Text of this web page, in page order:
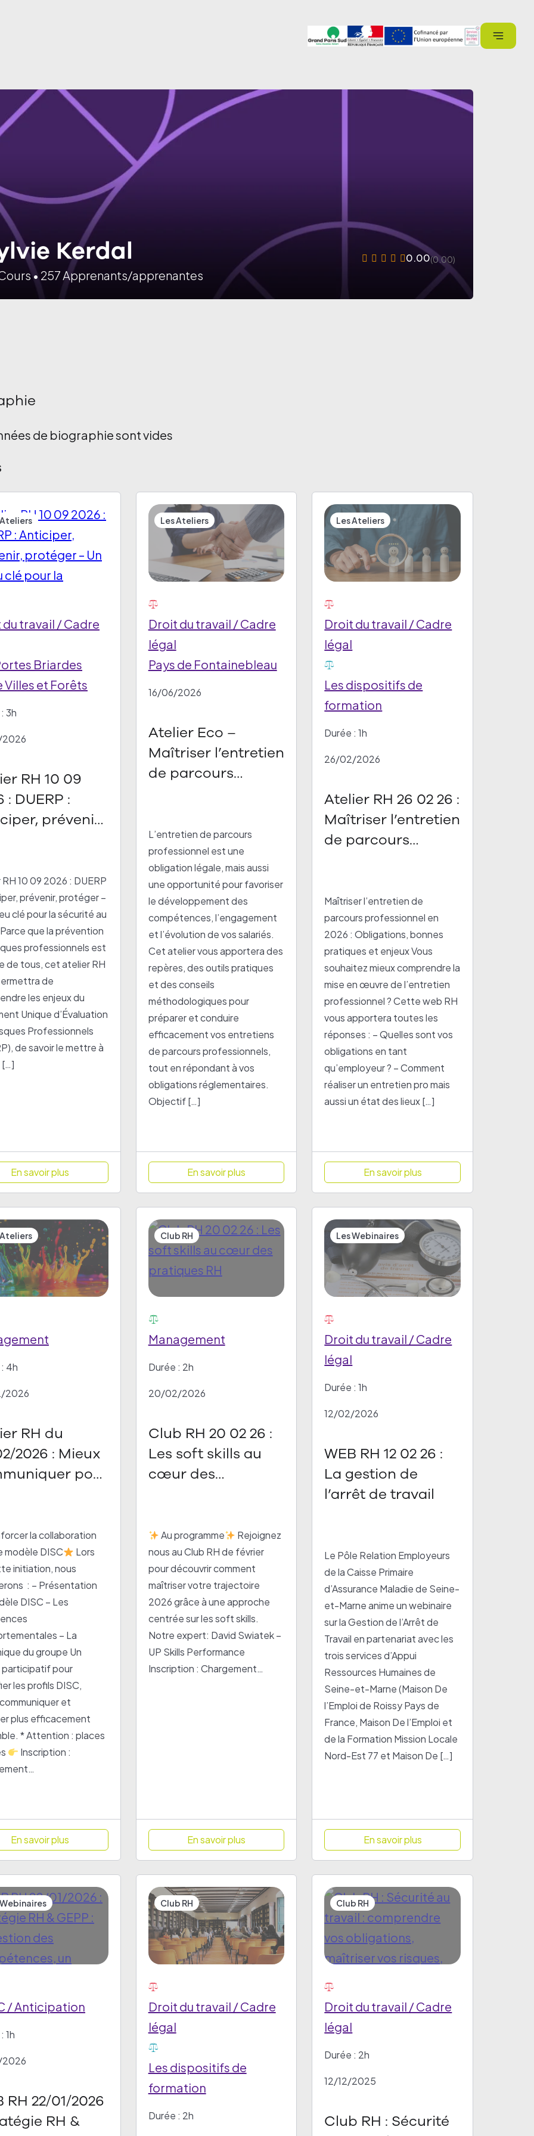
Kerdal
•257Apprenants/apprenantes
0.00(0.00)
de biographie sont vides
travail / Cadre
Briardes
Villes et Forêts
3h
RH 10 09
:
prévenir,
au travail
10 09 2026 : DUERP
prévenir, protéger –
clé pour la sécurité au
que la prévention
professionnels est
de tous, cet atelier RH
de
les enjeux du
Unique d’Évaluation
Professionnels
de savoir le mettre à
[…]
En savoir plus
Les Ateliers
Droit du travail / Cadre
légal
Pays de Fontainebleau
16/06/2026
Atelier Eco –
Maîtriser l’entretien
de parcours
L’entretien de parcours
professionnel est une
obligation légale, mais aussi
une opportunité pour favoriser
le développement des
compétences, l’engagement
et l’évolution de vos salariés.
Cet atelier vous apportera des
repères, des outils pratiques
et des conseils
méthodologiques pour
préparer et conduire
efficacement vos entretiens
de parcours professionnels,
tout en répondant à vos
obligations réglementaires.
Objectif […]
En savoir plus
Les Ateliers
Droit du travail / Cadre
légal
Les dispositifs de
formation
Durée : 1h
26/02/2026
Atelier RH 26 02 26 :
Maîtriser l’entretien
de parcours
Maîtriser l’entretien de
parcours professionnel en
2026 : Obligations, bonnes
pratiques et enjeux Vous
souhaitez mieux comprendre la
mise en œuvre de l’entretien
professionnel ? Cette web RH
vous apportera toutes les
réponses : – Quelles sont vos
obligations en tant
qu’employeur ? – Comment
réaliser un entretien pro mais
aussi un état des lieux […]
En savoir plus
4h
2026
RH du
2026 : Mieux
pour
la collaboration
modèle DISC
Lors
initiation, nous
: – Présentation
DISC – Les
– La
du groupe Un
participatif pour
les profils DISC,
et
plus efficacement
* Attention : places
Inscription :
En savoir plus
Club RH
Management
Durée : 2h
20/02/2026
Club RH 20 02 26 :
Les soft skills au
cœur des
Au programme
Rejoignez
nous au Club RH de février
pour découvrir comment
maîtriser votre trajectoire
2026 grâce à une approche
centrée sur les soft skills.
Notre expert: David Swiatek –
UP Skills Performance
Inscription : Chargement…
En savoir plus
Les Webinaires
Droit du travail / Cadre
légal
Durée : 1h
12/02/2026
WEB RH 12 02 26 :
La gestion de
l’arrêt de travail
Le Pôle Relation Employeurs
de la Caisse Primaire
d’Assurance Maladie de Seine-
et-Marne anime un webinaire
sur la Gestion de l’Arrêt de
Travail en partenariat avec les
trois services d’Appui
Ressources Humaines de
Seine-et-Marne (Maison De
l’Emploi de Roissy Pays de
France, Maison De l’Emploi et
de la Formation Mission Locale
Nord-Est 77 et Maison De […]
En savoir plus
/ Anticipation
1h
RH 22/01/2026
RH &
Club RH
Droit du travail / Cadre
légal
Les dispositifs de
formation
Durée : 2h
Club RH
Droit du travail / Cadre
légal
Durée : 2h
12/12/2025
Club RH : Sécurité